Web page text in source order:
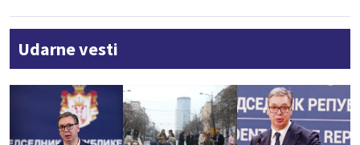
Udarne vesti